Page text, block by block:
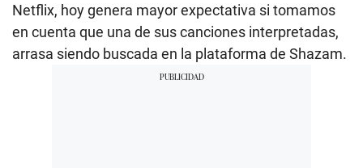
Netflix, hoy genera mayor expectativa si tomamos
en cuenta que una de sus canciones interpretadas,
arrasa siendo buscada en la plataforma de Shazam.